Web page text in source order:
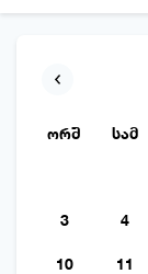
ორშ სამ
3 4
10 11